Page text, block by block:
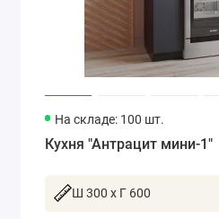
Кухонные полки
Новинки
Фурнитура
Кухни ЛДСП
На складе: 100 шт.
Кухня "Антрацит мини-1"
Ш 300 x Г 600